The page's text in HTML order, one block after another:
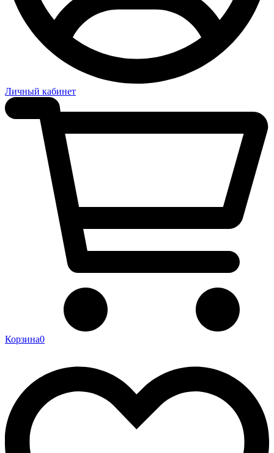
Личный кабинет
Корзина0